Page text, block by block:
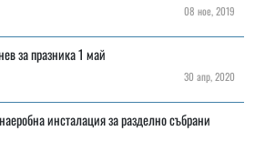
08 ное, 2019
за празника 1 май
30 апр, 2020
инсталация за разделно събрани